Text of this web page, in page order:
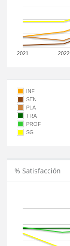
2021 2022
INF
SEN
PLA
TRA
PROF
SG
% Satisfacción